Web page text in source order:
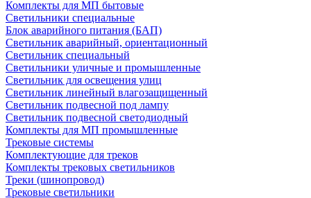
Комплекты для МП бытовые
Светильники специальные
Блок аварийного питания (БАП)
Светильник аварийный, ориентационный
Светильник специальный
Светильники уличные и промышленные
Светильник для освещения улиц
Светильник линейный влагозащищенный
Светильник подвесной под лампу
Светильник подвесной светодиодный
Комплекты для МП промышленные
Трековые системы
Комплектующие для треков
Комплекты трековых светильников
Треки (шинопровод)
Трековые светильники